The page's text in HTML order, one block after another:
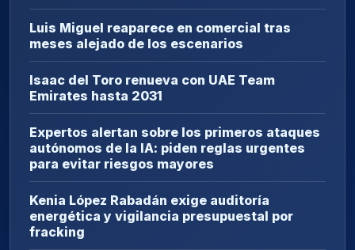
Luis Miguel reaparece en comercial tras
meses alejado de los escenarios
Isaac del Toro renueva con UAE Team
Emirates hasta 2031
Expertos alertan sobre los primeros ataques
autónomos de la IA: piden reglas urgentes
para evitar riesgos mayores
Kenia López Rabadán exige auditoría
energética y vigilancia presupuestal por
fracking